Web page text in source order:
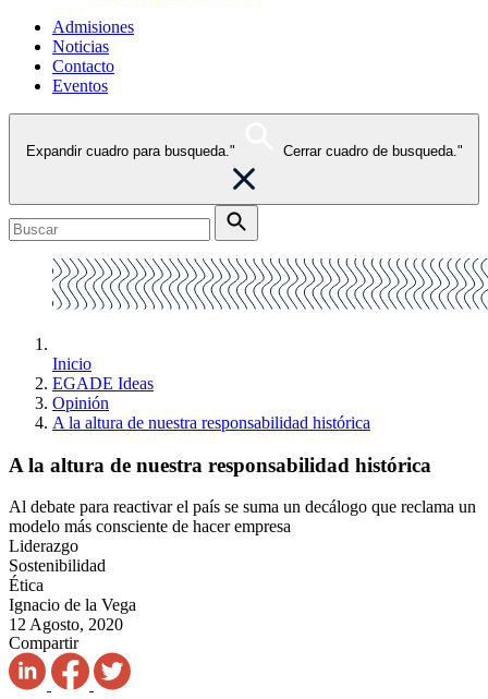
Admisiones
Noticias
Contacto
Eventos
Expandir cuadro para busqueda." Cerrar cuadro de busqueda."
Inicio
EGADE Ideas
Opinión
A la altura de nuestra responsabilidad histórica
A la altura de nuestra responsabilidad histórica
Al debate para reactivar el país se suma un decálogo que reclama un
modelo más consciente de hacer empresa
Liderazgo
Sostenibilidad
Ética
Ignacio de la Vega
12 Agosto, 2020
Compartir